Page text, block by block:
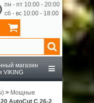
пн - пт 10:00 - 20:00
сб - вс 10:00 - 18:00
магазин
VIKING
> Мощные
AutoCut C 26-2